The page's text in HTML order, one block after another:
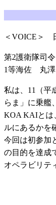
＜VOICE＞
第2護衛隊司
1等海佐 丸澤
私は、11（平
らま」に乗艦
KOA KAIとは
ルにあるかを
今回は初参加
の目的を達成
オペラビリテ